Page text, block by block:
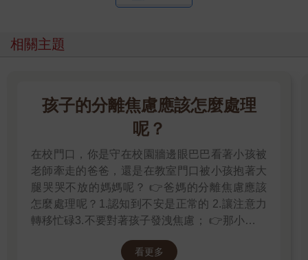
相關主題
孩子的分離焦慮應該怎麼處理
呢？
在校門口，你是守在校園牆邊眼巴巴看著小孩被
老師牽走的爸爸，還是在教室門口被小孩抱著大
腿哭哭不放的媽媽呢？ 👉爸媽的分離焦慮應該
怎麼處理呢？1.認知到不安是正常的 2.讓注意力
轉移忙碌3.不要對著孩子發洩焦慮； 👉那小朋友
也許是熟悉的玩偶增加安全感 2.與孩子分開時請
看更多